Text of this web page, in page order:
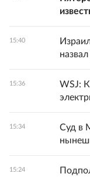
15:40
15:36
WSJ:
15:34
Суд в
15:24